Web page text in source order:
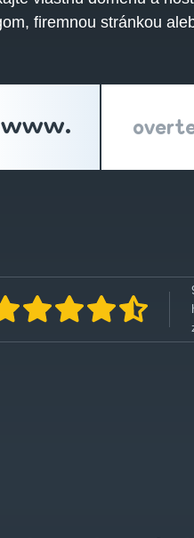
firemnou stránkou
www.